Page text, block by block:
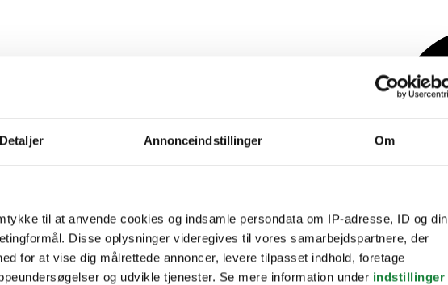
Detaljer Annonceindstillinger Om
til at anvende cookies og indsamle persondata om IP-adresse, ID og din
Disse oplysninger videregives til vores samarbejdspartnere, der
for at vise dig målrettede annoncer, levere tilpasset indhold, foretage
og udvikle tjenester. Se mere information under indstillinger